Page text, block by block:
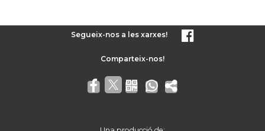
Segueix-nos a les xarxes!